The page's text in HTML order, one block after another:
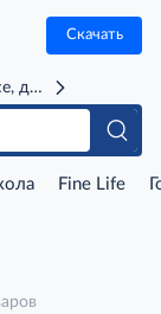
Скачать
д. 71Г (м. Речной
Fine Life